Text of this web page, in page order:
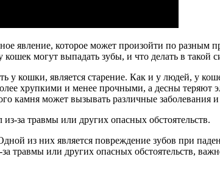
явление, которое может произойти по разным
могут выпадать зубы, и что делать в такой
кошки, является старение. Как и у людей, у
хрупкими и менее прочными, а десны теряют
камня может вызывать различные заболевания
за травмы или других опасных обстоятельств.
из них является повреждение зубов при
травмы или других опасных обстоятельств,